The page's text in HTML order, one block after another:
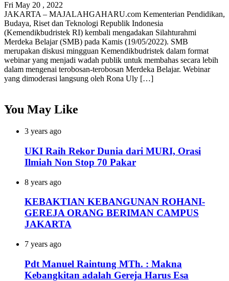
Fri May 20 , 2022
JAKARTA – MAJALAHGAHARU.com Kementerian Pendidikan,
Budaya, Riset dan Teknologi Republik Indonesia
(Kemendikbudristek RI) kembali mengadakan Silahturahmi
Merdeka Belajar (SMB) pada Kamis (19/05/2022). SMB
merupakan diskusi mingguan Kemendikbudristek dalam format
webinar yang menjadi wadah publik untuk membahas secara lebih
dalam mengenai terobosan-terobosan Merdeka Belajar. Webinar
yang dimoderasi langsung oleh Rona Uly […]
You May Like
3 years ago
UKI Raih Rekor Dunia dari MURI, Orasi
Ilmiah Non Stop 70 Pakar
8 years ago
KEBAKTIAN KEBANGUNAN ROHANI-
GEREJA ORANG BERIMAN CAMPUS
JAKARTA
7 years ago
Pdt Manuel Raintung MTh. : Makna
Kebangkitan adalah Gereja Harus Esa